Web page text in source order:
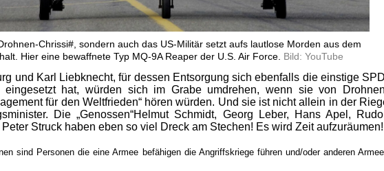
Chrissi#, sondern auch das US-Militär setzt aufs lautlose Morden aus dem
Hier eine bewaffnete Typ MQ-9A Reaper der U.S. Air Force. Bild: YouTube
und Karl Liebknecht, für dessen Entsorgung sich ebenfalls die einstige
eingesetzt hat, würden sich im Grabe umdrehen, wenn sie von
für den Weltfrieden“ hören würden. Und sie ist nicht allein in der
Die „Genossen“Helmut Schmidt, Georg Leber, Hans Apel,
Struck haben eben so viel Dreck am Stechen! Es wird Zeit aufzuräumen!
sind Personen die eine Armee befähigen die Angriffskriege führen und/oder anderen